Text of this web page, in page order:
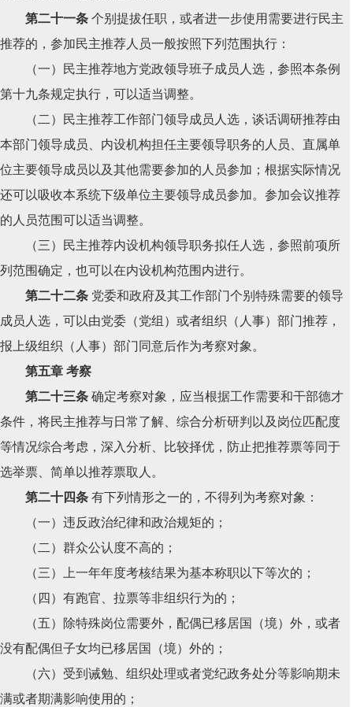
第二十一条 个别提拔任职，或者进一步使用需要进行民主
推荐的，参加民主推荐人员一般按照下列范围执行：
（一）民主推荐地方党政领导班子成员人选，参照本条例
第十九条规定执行，可以适当调整。
（二）民主推荐工作部门领导成员人选，谈话调研推荐由
本部门领导成员、内设机构担任主要领导职务的人员、直属单
位主要领导成员以及其他需要参加的人员参加；根据实际情况
还可以吸收本系统下级单位主要领导成员参加。参加会议推荐
的人员范围可以适当调整。
（三）民主推荐内设机构领导职务拟任人选，参照前项所
列范围确定，也可以在内设机构范围内进行。
第二十二条 党委和政府及其工作部门个别特殊需要的领导
成员人选，可以由党委（党组）或者组织（人事）部门推荐，
报上级组织（人事）部门同意后作为考察对象。
第五章 考察
第二十三条 确定考察对象，应当根据工作需要和干部德才
条件，将民主推荐与日常了解、综合分析研判以及岗位匹配度
等情况综合考虑，深入分析、比较择优，防止把推荐票等同于
选举票、简单以推荐票取人。
第二十四条 有下列情形之一的，不得列为考察对象：
（一）违反政治纪律和政治规矩的；
（二）群众公认度不高的；
（三）上一年年度考核结果为基本称职以下等次的；
（四）有跑官、拉票等非组织行为的；
（五）除特殊岗位需要外，配偶已移居国（境）外，或者
没有配偶但子女均已移居国（境）外的；
（六）受到诫勉、组织处理或者党纪政务处分等影响期未
满或者期满影响使用的；